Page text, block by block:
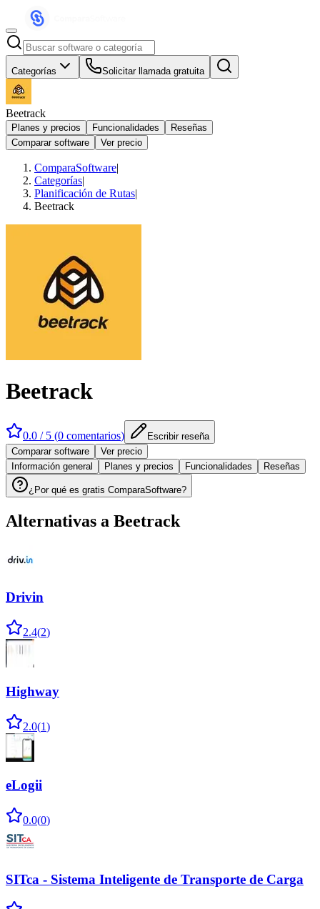
Categorías Solicitar llamada gratuita
Beetrack
Planes y precios Funcionalidades
Reseñas
Comparar software
Ver precio
ComparaSoftware|
Categorías|
Planificación de Rutas|
Beetrack
Beetrack
0.0 / 5 (0 comentarios)
Escribir reseña
Comparar software
Ver precio
Información general
Planes y precios Funcionalidades Reseñas
¿Por qué es gratis ComparaSoftware?
Alternativas a Beetrack
Drivin
2.4(2)
Highway
2.0(1)
eLogii
0.0(0)
SITca - Sistema Inteligente de Transporte de Carga